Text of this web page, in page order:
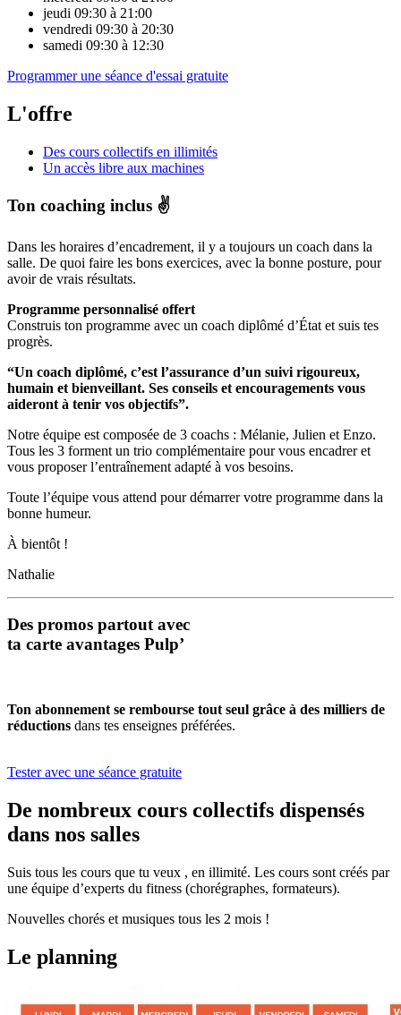
jeudi 09:30 à 21:00
vendredi 09:30 à 20:30
samedi 09:30 à 12:30
Programmer une séance d'essai gratuite
L'offre
Des cours collectifs en illimités
Un accès libre aux machines
Ton coaching inclus ✌️
Dans les horaires d’encadrement, il y a toujours un coach dans la
salle. De quoi faire les bons exercices, avec la bonne posture, pour
avoir de vrais résultats.
Programme personnalisé offert
Construis ton programme avec un coach diplômé d’État et suis tes
progrès.
“Un coach diplômé, c’est l’assurance d’un suivi rigoureux,
humain et bienveillant. Ses conseils et encouragements vous
aideront à tenir vos objectifs”.
Notre équipe est composée de 3 coachs : Mélanie, Julien et Enzo.
Tous les 3 forment un trio complémentaire pour vous encadrer et
vous proposer l’entraînement adapté à vos besoins.
Toute l’équipe vous attend pour démarrer votre programme dans la
bonne humeur.
À bientôt !
Nathalie
Des promos partout avec
ta carte avantages Pulp’
Ton abonnement se rembourse tout seul grâce à des milliers de
réductions dans tes enseignes préférées.
Tester avec une séance gratuite
De nombreux cours collectifs dispensés
dans nos salles
Suis tous les cours que tu veux , en illimité. Les cours sont créés par
une équipe d’experts du fitness (chorégraphes, formateurs).
Nouvelles chorés et musiques tous les 2 mois !
Le planning